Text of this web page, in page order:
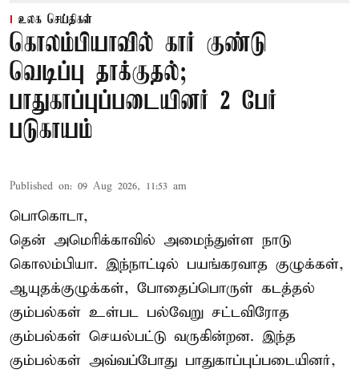
உலக செய்திகள்
கொலம்பியாவில் கார் குண்டு
வெடிப்பு தாக்குதல்;
பாதுகாப்புப்படையினர் 2 பேர்
படுகாயம்
Published on: 09 Aug 2026, 11:53 am
பொகொடா,
தென் அமெரிக்காவில் அமைந்துள்ள நாடு
கொலம்பியா. இந்நாட்டில் பயங்கரவாத குழுக்கள்,
ஆயுதக்குழுக்கள், போதைப்பொருள் கடத்தல்
கும்பல்கள் உள்பட பல்வேறு சட்டவிரோத
கும்பல்கள் செயல்பட்டு வருகின்றன. இந்த
கும்பல்கள் அவ்வப்போது பாதுகாப்புப்படையினர்,